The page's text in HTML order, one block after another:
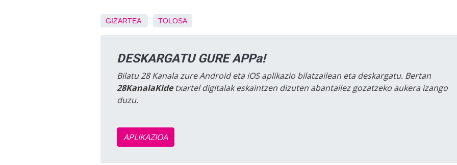
GIZARTEA TOLOSA
DESKARGATU GURE APPa!
Bilatu 28 Kanala zure Android eta iOS aplikazio bilatzailean eta deskargatu. Bertan
28KanalaKidetxartel digitalak eskaintzen dizuten abantailez gozatzeko aukera izango
duzu.
APLIKAZIOA